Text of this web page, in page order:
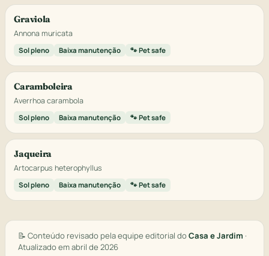
Graviola
Annona muricata
Sol pleno Baixa manutenção 🐾 Pet safe
Caramboleira
Averrhoa carambola
Sol pleno Baixa manutenção 🐾 Pet safe
Jaqueira
Artocarpus heterophyllus
Sol pleno Baixa manutenção 🐾 Pet safe
📝 Conteúdo revisado pela equipe editorial doCasa e Jardim ·
Atualizado em abril de 2026